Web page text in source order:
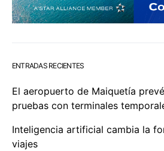
ENTRADAS RECIENTES
El aeropuerto de Maiquetía
pruebas con terminales
Inteligencia artificial cambia la
viajes